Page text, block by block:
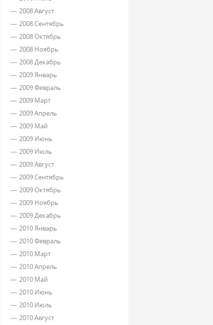
2008 Август
2008 Сентябрь
2008 Октябрь
2008 Ноябрь
2008 Декабрь
2009 Январь
2009 Февраль
2009 Март
2009 Апрель
2009 Май
2009 Июнь
2009 Июль
2009 Август
2009 Сентябрь
2009 Октябрь
2009 Ноябрь
2009 Декабрь
2010 Январь
2010 Февраль
2010 Март
2010 Апрель
2010 Май
2010 Июнь
2010 Июль
2010 Август